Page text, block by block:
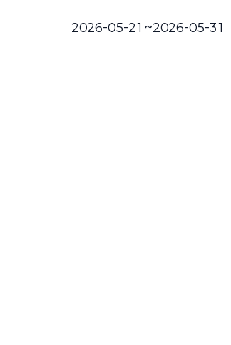
2026-05-21 ~2026-05-31